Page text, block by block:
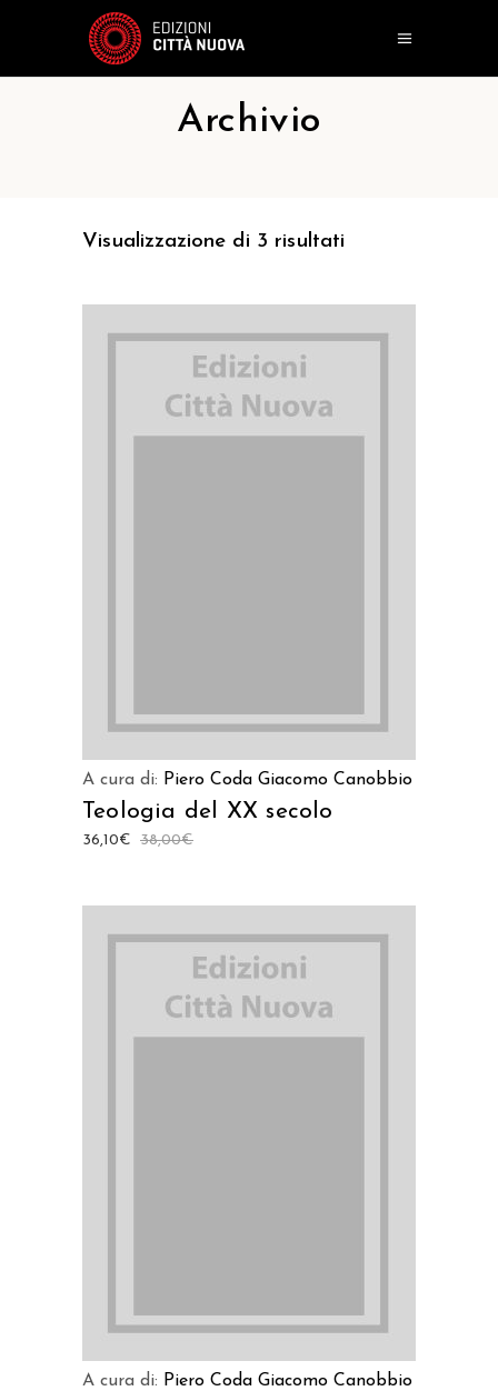
Archivio
Visualizzazione di 3 risultati
A cura di: Piero Coda Giacomo Canobbio
Teologia del XX secolo
38,00€
36,10€
A cura di: Piero Coda Giacomo Canobbio